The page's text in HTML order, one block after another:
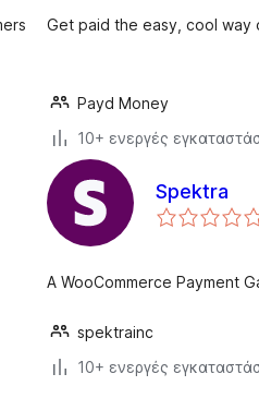
Get paid the easy, cool way
Payd Money
10+ ενεργές
Spektra
A WooCommerce Payment
spektrainc
10+ ενεργές